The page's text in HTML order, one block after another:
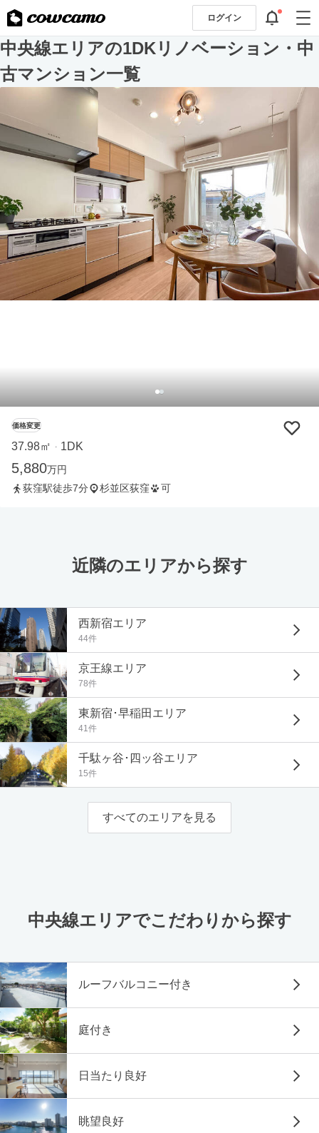
ログイン
中央線エリアの1DKリノベーション・中
古マンション一覧
価格変更
37.98㎡ ・ 1DK
5,880万円
荻窪駅徒歩7分
杉並区荻窪 可
近隣のエリアから探す
西新宿エリア
44件
京王線エリア
78件
東新宿･早稲田エリア
41件
千駄ヶ谷･四ッ谷エリア
15件
すべてのエリアを見る
中央線エリアでこだわりから探す
ルーフバルコニー付き
庭付き
日当たり良好
眺望良好